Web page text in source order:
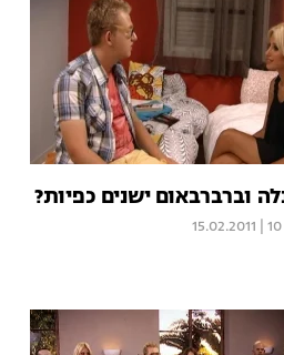
15.02.2011